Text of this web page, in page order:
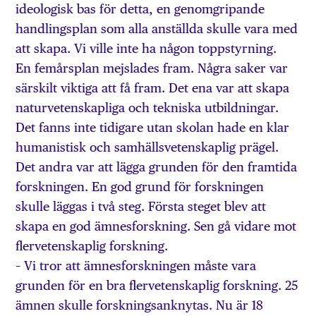
ideologisk bas för detta, en genomgripande
handlingsplan som alla anställda skulle vara med
att skapa. Vi ville inte ha någon toppstyrning.
En femårsplan mejslades fram. Några saker var
särskilt viktiga att få fram. Det ena var att skapa
naturvetenskapliga och tekniska utbildningar.
Det fanns inte tidigare utan skolan hade en klar
humanistisk och samhällsvetenskaplig prägel.
Det andra var att lägga grunden för den framtida
forskningen. En god grund för forskningen
skulle läggas i två steg. Första steget blev att
skapa en god ämnesforskning. Sen gå vidare mot
flervetenskaplig forskning.
– Vi tror att ämnesforskningen måste vara
grunden för en bra flervetenskaplig forskning. 25
ämnen skulle forskningsanknytas. Nu är 18